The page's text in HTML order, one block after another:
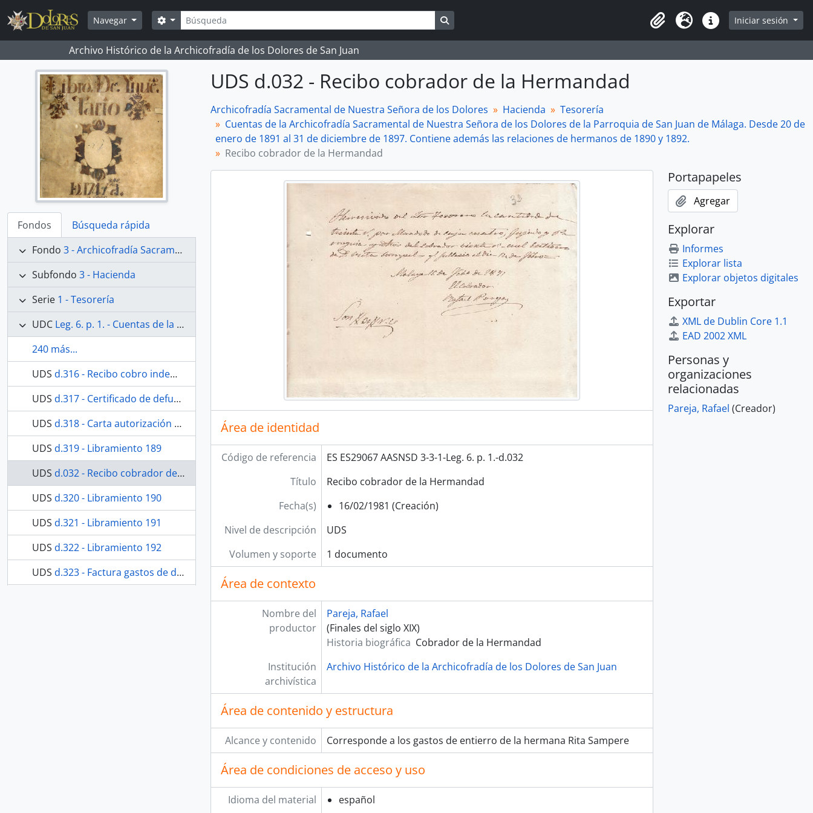
Skip to main content
Navegar
Búsqueda
Search options Search in browse page
Portapapeles
Idioma Enlaces rápidos
Iniciar sesión
Archivo Histórico de la Archicofradía de los Dolores de San Juan
Fondos
Búsqueda rápida
Fondo 3 - Archicofradía Sacramental de Nuestra Señora de los Dolores
Subfondo 3 - Hacienda
Serie 1 - Tesorería
UDC Leg. 6. p. 1. - Cuentas de la Archicofradía Sacramental de Nuestra Señora de los Dolores de la Parroquia de San Juan de Málaga. Desde 20 de enero de 1891 al 31 de diciembre de 1897. Contiene además las relaciones de hermanos de 1890 y 1892.
240 más...
UDS d.316 - Recibo cobro indemnización gastos entierro
UDS d.317 - Certificado de defunción
UDS d.318 - Carta autorización cobro indemnización gastos entierro
UDS d.319 - Libramiento 189
UDS d.032 - Recibo cobrador de la Hermandad
UDS d.320 - Libramiento 190
UDS d.321 - Libramiento 191
UDS d.322 - Libramiento 192
UDS d.323 - Factura gastos de de sepelio
UDS d.032 - Recibo cobrador de la Hermandad
Archicofradía Sacramental de Nuestra Señora de los Dolores Hacienda
Tesorería
Cuentas de la Archicofradía Sacramental de Nuestra Señora de los Dolores de la Parroquia de San Juan de Málaga. Desde 20 de
enero de 1891 al 31 de diciembre de 1897. Contiene además las relaciones de hermanos de 1890 y 1892.
Recibo cobrador de la Hermandad
Área de identidad
Código de referencia
ES ES29067 AASNSD 3-3-1-Leg. 6. p. 1.-d.032
Título
Recibo cobrador de la Hermandad
Fecha(s)
16/02/1981 (Creación)
Nivel de descripción
UDS
Volumen y soporte
1 documento
Área de contexto
Nombre del
productor
Pareja, Rafael
(Finales del siglo XIX)
Historia biográfica Cobrador de la Hermandad
Institución
archivística
Archivo Histórico de la Archicofradía de los Dolores de San Juan
Área de contenido y estructura
Alcance y contenido Corresponde a los gastos de entierro de la hermana Rita Sampere
Área de condiciones de acceso y uso
Idioma del material español
Portapapeles
Agregar
Explorar
Informes
Explorar lista
Explorar objetos digitales
Exportar
XML de Dublin Core 1.1
EAD 2002 XML
Personas y
organizaciones
relacionadas
Pareja, Rafael (Creador)